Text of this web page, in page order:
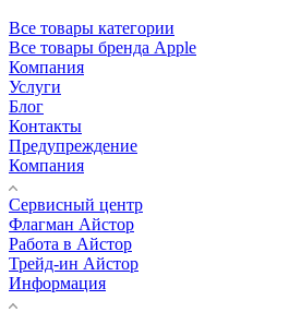
Все товары категории
Все товары бренда Apple
Компания
Услуги
Блог
Контакты
Предупреждение
Компания
Сервисный центр
Флагман Айстор
Работа в Айстор
Трейд-ин Айстор
Информация